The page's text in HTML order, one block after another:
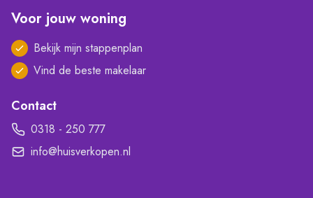
Voor jouw woning
Bekijk mijn stappenplan
Vind de beste makelaar
Contact
0318 - 250 777
info@huisverkopen.nl